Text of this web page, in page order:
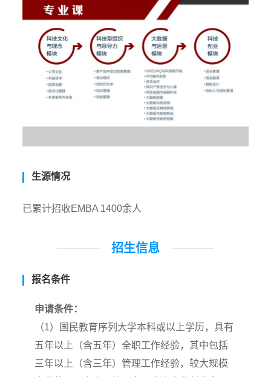
生源情况
已累计招收EMBA 1400余人
招生信息
报名条件
申请条件：
（1）国民教育序列大学本科或以上学历，具有
五年以上（含五年）全职工作经验，其中包括
三年以上（含三年）管理工作经验，较大规模